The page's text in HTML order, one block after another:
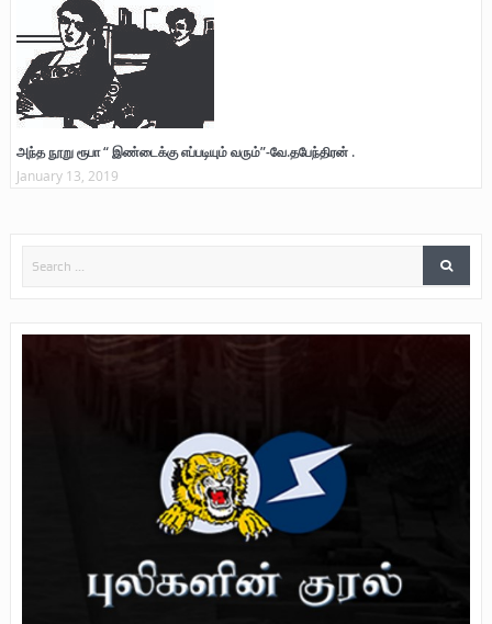
அந்த நூறு ரூபா “ இண்டைக்கு எப்படியும் வரும்”-வே.தபேந்திரன் .
January 13, 2019